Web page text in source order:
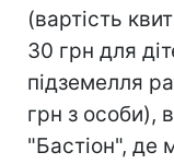
(вартість
30 грн для
підземелля
грн з особи),
"Бастіон", де